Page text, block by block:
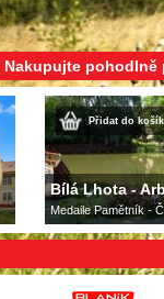
Přidat do
Bílá Lhota -
Medaile Pamětník -